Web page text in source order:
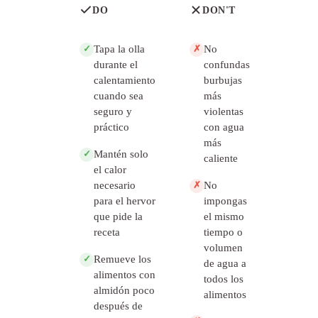
DO
✓ Tapa la olla
durante el
calentamiento
cuando sea
seguro y
práctico
✓ Mantén solo
el calor
necesario
para el hervor
que pide la
receta
✓ Remueve los
alimentos con
almidón poco
después de
DON'T
✗ No
confundas
burbujas
más
violentas
con agua
más
caliente
✗ No
impongas
el mismo
tiempo o
volumen
de agua a
todos los
alimentos